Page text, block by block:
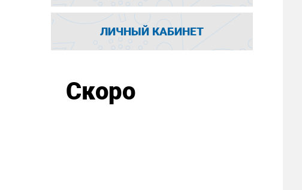
ЛИЧНЫЙ КАБИНЕТ
Скоро